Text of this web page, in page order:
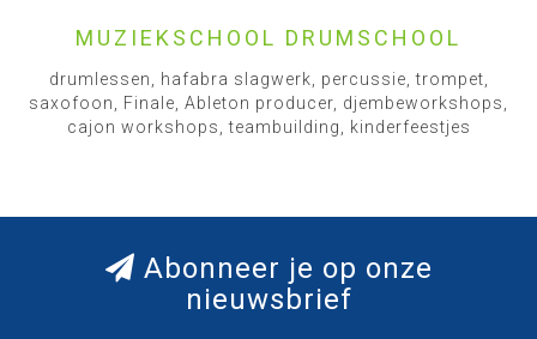
MUZIEKSCHOOL DRUMSCHOOL
drumlessen, hafabra slagwerk, percussie, trompet,
saxofoon, Finale, Ableton producer, djembeworkshops,
cajon workshops, teambuilding, kinderfeestjes
Abonneer je op onze
nieuwsbrief